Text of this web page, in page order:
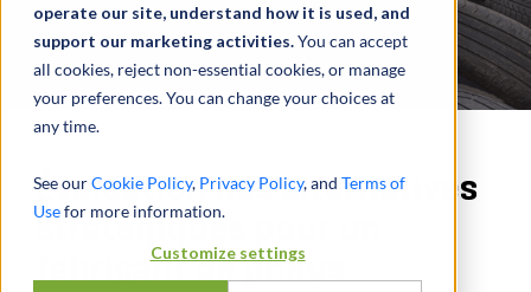
operate our site, understand how it is used, and
support our marketing activities.You can accept
all cookies, reject non-essential cookies, or manage
your preferences. You can change your choices at
any time.
See ourCookie Policy, Privacy Policy, and Terms of
Usefor more information.
Customize settings
Évaluation des alternatives
stratégiques pour un
fabricant de pneus